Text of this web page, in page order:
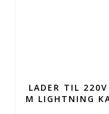
LADER TIL
M LIGHTNING